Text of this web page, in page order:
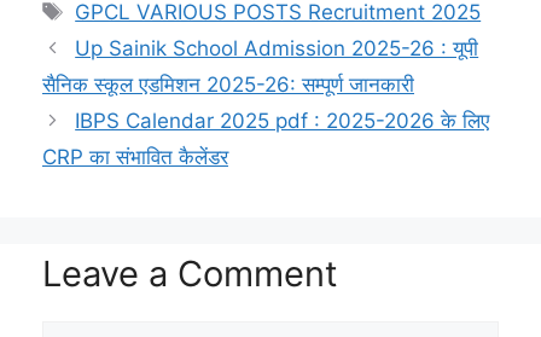
a
t
s
A
p
l
e
g
r
a
p
y
L
i
n
c
e
b
o
o
a
p
c
h
i
t
t
e
a
i
l
a
r
e
Tags
GPCL VARIOUS POSTS Recruitment 2025
Up Sainik School Admission 2025-26 : यूपी
सैनिक स्कूल एडमिशन 2025-26: सम्पूर्ण जानकारी
IBPS Calendar 2025 pdf : 2025-2026 के लिए
CRP का संभावित कैलेंडर
Leave a Comment